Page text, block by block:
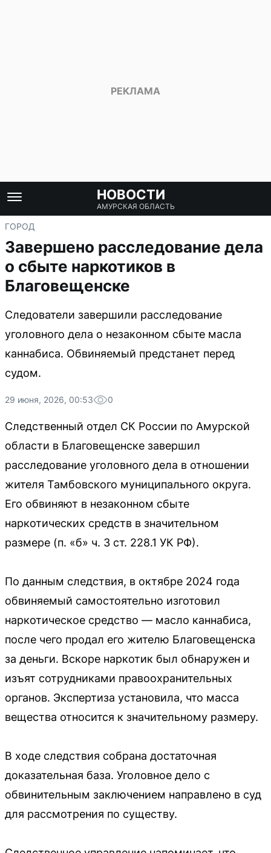
НОВОСТИ
АМУРСКАЯ ОБЛАСТЬ
ГОРОД
Завершено расследование дела
о сбыте наркотиков в
Благовещенске
Следователи завершили расследование
уголовного дела о незаконном сбыте масла
каннабиса. Обвиняемый предстанет перед
судом.
29 июня, 2026, 00:53 0
Следственный отдел СК России по Амурской
области в Благовещенске завершил
расследование уголовного дела в отношении
жителя Тамбовского муниципального округа.
Его обвиняют в незаконном сбыте
наркотических средств в значительном
размере (п. «б» ч. 3 ст. 228.1 УК РФ).
По данным следствия, в октябре 2024 года
обвиняемый самостоятельно изготовил
наркотическое средство — масло каннабиса,
после чего продал его жителю Благовещенска
за деньги. Вскоре наркотик был обнаружен и
изъят сотрудниками правоохранительных
органов. Экспертиза установила, что масса
вещества относится к значительному размеру.
В ходе следствия собрана достаточная
доказательная база. Уголовное дело с
обвинительным заключением направлено в суд
для рассмотрения по существу.